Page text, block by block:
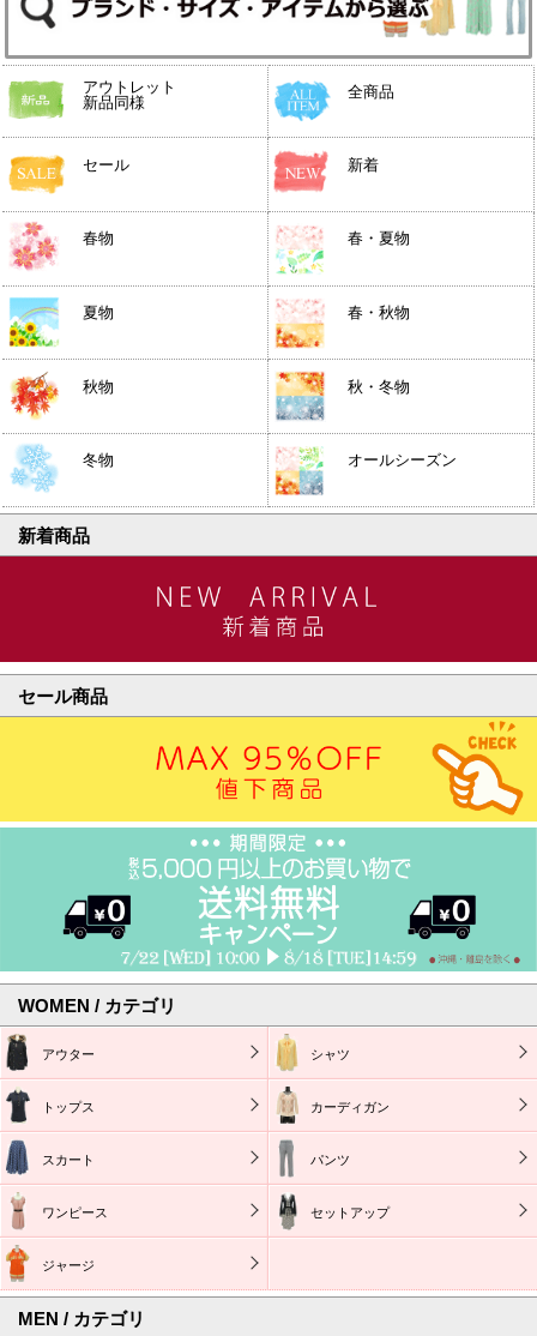
アウトレット
新品同様
全商品
セール 新着
春物 春・夏物
夏物 春・秋物
秋物 秋・冬物
冬物 オールシーズン
新着商品
セール商品
WOMEN / カテゴリ
アウター シャツ
トップス カーディガン
スカート パンツ
ワンピース セットアップ
ジャージ
MEN / カテゴリ